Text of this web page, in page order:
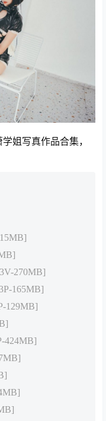
姐写真作品合集，
270MB]
165MB]
129MB]
424MB]